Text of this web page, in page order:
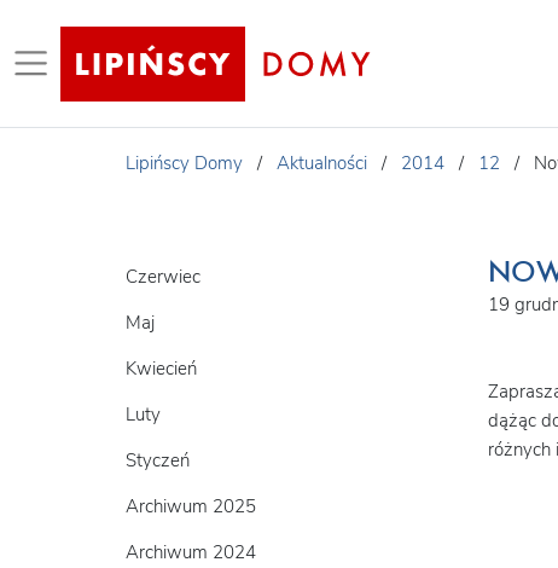
Lipińscy Domy / Aktualności / 2014 / 12 /
Czerwiec
Maj
Kwiecień
Luty
Styczeń
Archiwum 2025
Archiwum 2024
19
dążąc
różnych